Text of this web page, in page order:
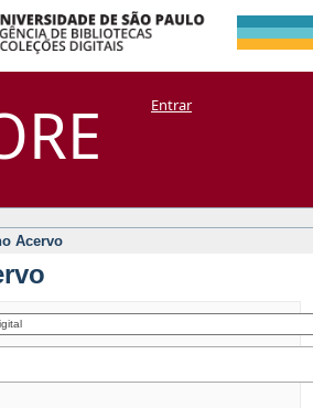
no Acervo
Manakin + CoriscoEntrar
Acervo